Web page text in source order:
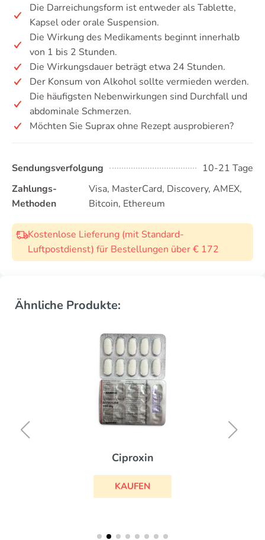
Die Darreichungsform ist entweder als Tablette,
Kapsel oder orale Suspension.
Die Wirkung des Medikaments beginnt innerhalb
von 1 bis 2 Stunden.
Die Wirkungsdauer beträgt etwa 24 Stunden.
Der Konsum von Alkohol sollte vermieden werden.
Die häufigsten Nebenwirkungen sind Durchfall und
abdominale Schmerzen.
Möchten Sie Suprax ohne Rezept ausprobieren?
Sendungsverfolgung
10-21 Tage
Zahlungs-
Methoden
Visa, MasterCard, Discovery, AMEX,
Bitcoin, Ethereum
Kostenlose Lieferung (mit Standard-
Luftpostdienst) für Bestellungen über € 172
Ähnliche Produkte:
Ciproxin
KAUFEN